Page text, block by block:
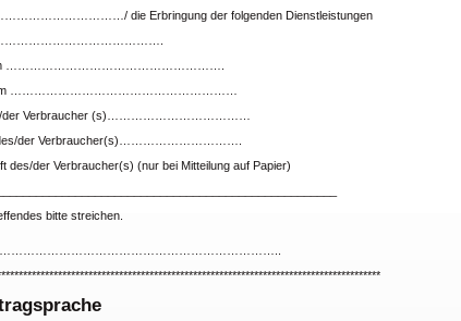
die Erbringung der folgenden Dienstleistungen
am ……………………………………………….
am …………………………………………………
der Verbraucher (s)………………………………
des/der Verbraucher(s)………………………….
des/der Verbraucher(s) (nur bei Mitteilung auf Papier)
bitte streichen.